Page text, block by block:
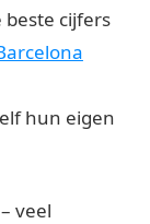
cijfers
hun eigen
veel